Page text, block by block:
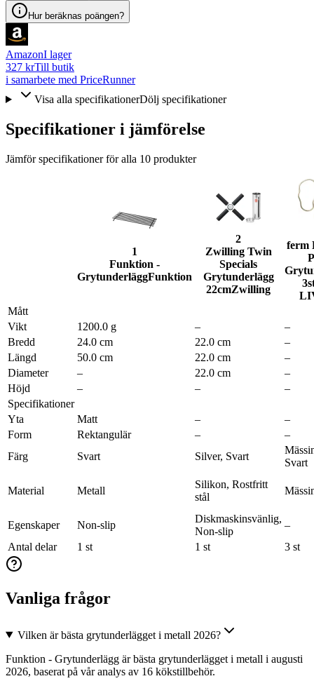
Hur beräknas poängen?
AmazonI lager
327 krTill butik
i samarbete med PriceRunner
Visa alla specifikationerDölj specifikationer
Specifikationer i jämförelse
Jämför specifikationer för alla 10 produkter
1
Funktion -
GrytunderläggFunktion
2
Zwilling Twin
Specials
Grytunderlägg
22cmZwilling
ferm
Mått
Vikt
1200.0 g –
–
Bredd
24.0 cm 22.0 cm
–
Längd
50.0 cm 22.0 cm
–
Diameter
– 22.0 cm
–
Höjd
– –
–
Specifikationer
Yta
Matt –
–
Form
Rektangulär –
–
Färg
Svart Silver, Svart
Svart
Material Metall
Silikon, Rostfritt
stål
Egenskaper Non-slip
Diskmaskinsvänlig,
Non-slip
–
Antal delar
1 st 1 st 3 st
Vanliga frågor
Vilken är bästa grytunderlägget i metall 2026?
Funktion - Grytunderlägg är bästa grytunderlägget i metall i augusti
2026, baserat på vår analys av 16 kökstillbehör.